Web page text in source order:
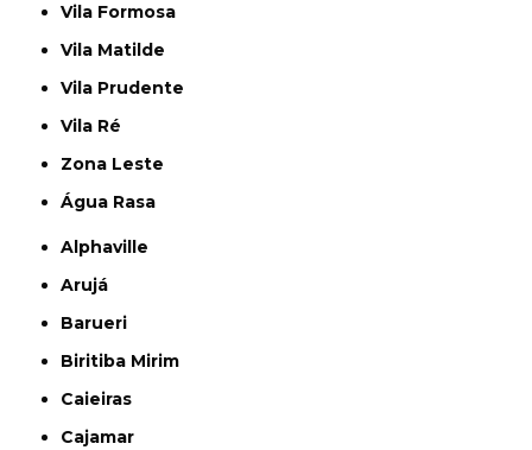
Vila Formosa
Vila Matilde
Vila Prudente
Vila Ré
Zona Leste
Água Rasa
Alphaville
Arujá
Barueri
Biritiba Mirim
Caieiras
Cajamar